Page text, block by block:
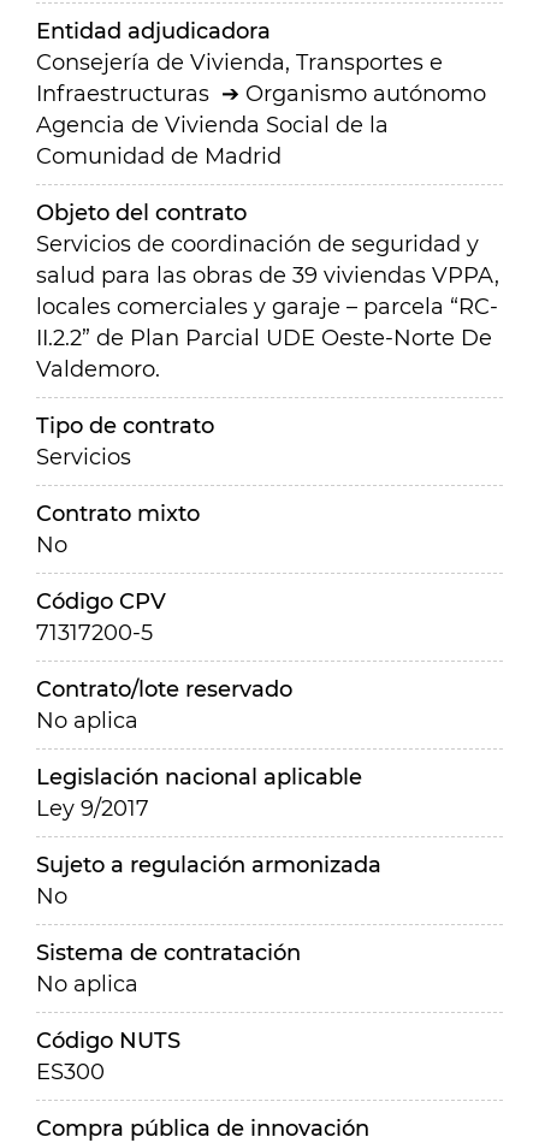
Entidad adjudicadora
Consejería de Vivienda, Transportes e
Infraestructuras
Organismo autónomo
Agencia de Vivienda Social de la
Comunidad de Madrid
Objeto del contrato
Servicios de coordinación de seguridad y
salud para las obras de 39 viviendas VPPA,
locales comerciales y garaje – parcela “RC-
II.2.2” de Plan Parcial UDE Oeste-Norte De
Valdemoro.
Tipo de contrato
Servicios
Contrato mixto
No
Código CPV
71317200-5
Contrato/lote reservado
No aplica
Legislación nacional aplicable
Ley 9/2017
Sujeto a regulación armonizada
No
Sistema de contratación
No aplica
Código NUTS
ES300
Compra pública de innovación